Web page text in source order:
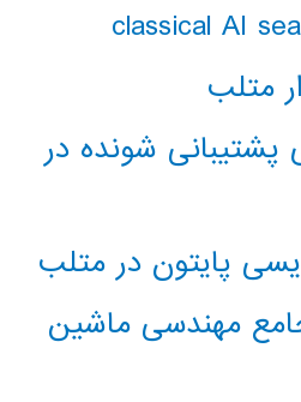
متلب
شونده در
پایتون در متلب
مهندسی ماشین